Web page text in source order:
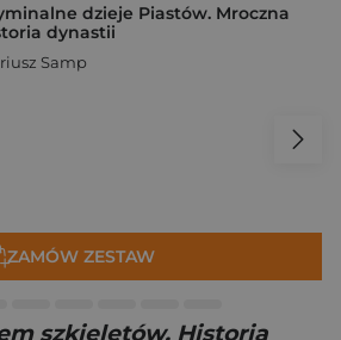
dzieje Piastów. Mroczna
dynastii
Samp
ZAMÓW ZESTAW
szkieletów. Historia